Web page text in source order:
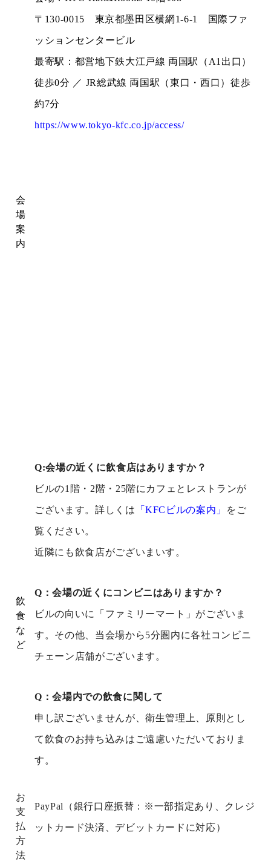
会
場
案
内
〒130-0015 東京都墨田区横網1-6-1 国際ファ
ッションセンタービル
最寄駅：都営地下鉄大江戸線 両国駅（A1出口）
徒歩0分 ／ JR総武線 両国駅（東口・西口）徒歩
約7分
https://www.tokyo-kfc.co.jp/access/
飲
食
な
ど
Q:会場の近くに飲食店はありますか？
ビルの1階・2階・25階にカフェとレストランが
ございます。詳しくは 「KFCビルの案内」 をご
覧ください。
近隣にも飲食店がございまいす。
Q：会場の近くにコンビニはありますか？
ビルの向いに「ファミリーマート」がございま
す。その他、当会場から5分圏内に各社コンビニ
チェーン店舗がございます。
Q：会場内での飲食に関して
申し訳ございませんが、衛生管理上、原則とし
て飲食のお持ち込みはご遠慮いただいておりま
す。
お
支
払
方
法
PayPal（銀行口座振替：※一部指定あり、クレジ
ットカード決済、デビットカードに対応）